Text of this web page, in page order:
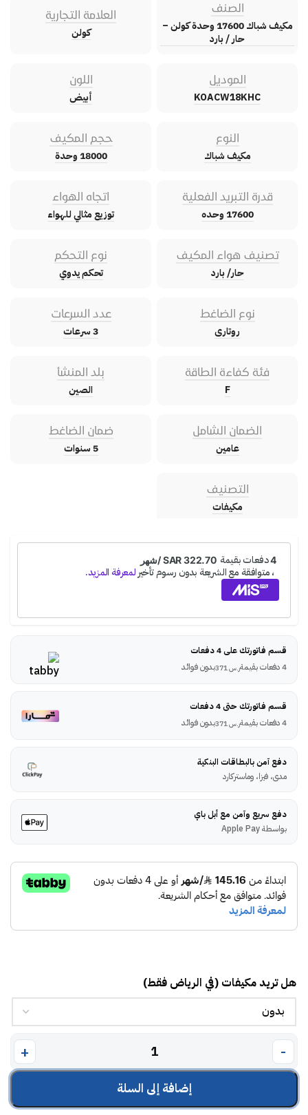
الصنف
مكيف شباك 17600 وحدة كولن –
حار / بارد
العلامة التجارية
كولن
الموديل
KOACW18KHC
اللون
أبيض
النوع
مكيف شباك
حجم المكيف
18000 وحدة
قدرة التبريد الفعلية
17600 وحده
اتجاه الهواء
توزيع مثالي للهواء
تصنيف هواء المكيف
حار/ بارد
نوع التحكم
تحكم يدوي
نوع الضاغط
روتارى
عدد السرعات
3 سرعات
فئة كفاءة الطاقة
F
بلد المنشأ
الصين
الضمان الشامل
عامين
ضمان الضاغط
5 سنوات
التصنيف
مكيفات
قسم فاتورتك على 4 دفعات
4 دفعات بقيمة
ر.س بدون فوائد
قسم فاتورتك حتى 4 دفعات
4 دفعات بقيمة
ر.س بدون فوائد
دفع آمن بالبطاقات البنكية
مدى، فيزا، وماستركارد
دفع سريع وآمن مع أبل باي
بواسطة Apple Pay
هل تريد مكيفات (في الرياض فقط)
إضافة إلى السلة